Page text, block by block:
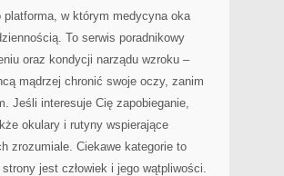
platforma, w którym medycyna oka
To serwis poradnikowy
oraz kondycji narządu wzroku –
mądrzej chronić swoje oczy, zanim
Jeśli interesuje Cię zapobieganie,
okulary i rutyny wspierające
zrozumiale. Ciekawe kategorie to
jest człowiek i jego wątpliwości.